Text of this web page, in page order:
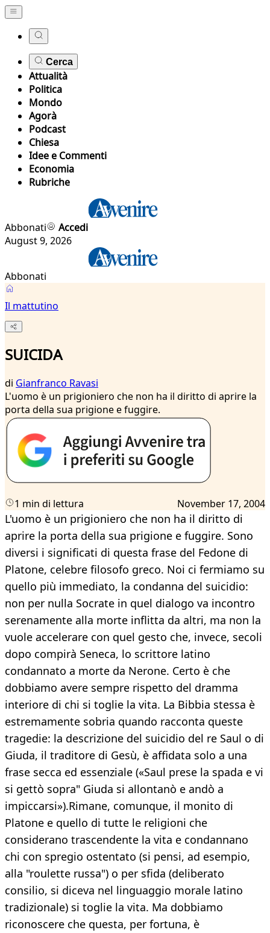
Cerca
Attualità
Politica
Mondo
Agorà
Podcast
Chiesa
Idee e Commenti
Economia
Rubriche
Abbonati
Accedi
August 9, 2026
Abbonati
Il mattutino
SUICIDA
di Gianfranco Ravasi
L'uomo è un prigioniero che non ha il diritto di aprire la
porta della sua prigione e fuggire.
1 min di lettura November 17, 2004
L'uomo è un prigioniero che non ha il diritto di
aprire la porta della sua prigione e fuggire. Sono
diversi i significati di questa frase del Fedone di
Platone, celebre filosofo greco. Noi ci fermiamo su
quello più immediato, la condanna del suicidio:
non per nulla Socrate in quel dialogo va incontro
serenamente alla morte inflitta da altri, ma non la
vuole accelerare con quel gesto che, invece, secoli
dopo compirà Seneca, lo scrittore latino
condannato a morte da Nerone. Certo è che
dobbiamo avere sempre rispetto del dramma
interiore di chi si toglie la vita. La Bibbia stessa è
estremamente sobria quando racconta queste
tragedie: la descrizione del suicidio del re Saul o di
Giuda, il traditore di Gesù, è affidata solo a una
frase secca ed essenziale («Saul prese la spada e vi
si gettò sopra" Giuda si allontanò e andò a
impiccarsi»).Rimane, comunque, il monito di
Platone e quello di tutte le religioni che
considerano trascendente la vita e condannano
chi con spregio ostentato (si pensi, ad esempio,
alla "roulette russa") o per sfida (deliberato
consilio, si diceva nel linguaggio morale latino
tradizionale) si toglie la vita. Ma dobbiamo
riconoscere che questa, per fortuna, è